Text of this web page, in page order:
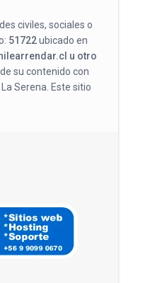
civiles, sociales o
51722ubicado en
u otro
su contenido con
Serena. Este sitio